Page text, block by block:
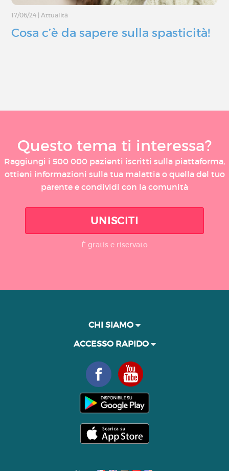
17/06/24 Attualità
Cosa c’è da sapere sulla spasticità!
Questo tema ti interessa?
Raggiungi i 500 000 pazienti iscritti sulla piattaforma,
ottieni informazioni sulla tua malattia o quella del tuo
parente e condividi con la comunità
UNISCITI
È gratis e riservato
CHI SIAMO
ACCESSO RAPIDO